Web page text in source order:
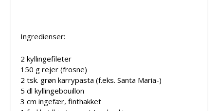
Ingredienser:
2 kyllingefileter
150 g rejer (frosne)
2 tsk. grøn karrypasta (f.eks. Santa Maria-)
5 dl kyllingebouillon
3 cm ingefær, finthakket